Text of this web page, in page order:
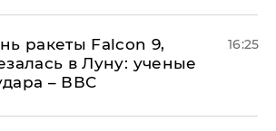
ракеты Falcon 9,
в Луну: ученые
– ВВС
16:25